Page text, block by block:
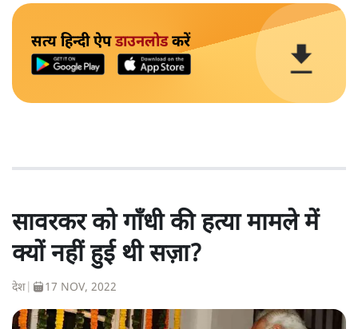
सत्य हिन्दी ऐपडाउनलोडकरें
सावरकर को गाँधी की हत्या मामले में
क्यों नहीं हुई थी सज़ा?
देश 17 NOV, 2022